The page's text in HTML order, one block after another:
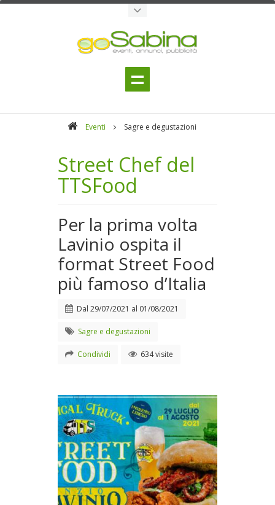
Eventi Sagre e degustazioni
Street Chef del
TTSFood
Per la prima volta
Lavinio ospita il
format Street Food
più famoso d’Italia
Dal 29/07/2021 al 01/08/2021
Sagre e degustazioni
Condividi 634 visite